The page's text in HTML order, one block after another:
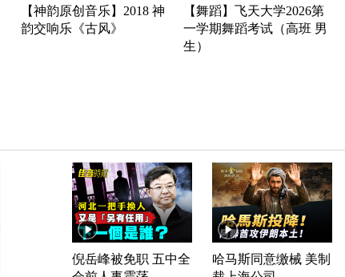
【神韵原创音乐】2018 神
韵交响乐《古风》
【舞蹈】飞天大学2026第
一学期舞蹈考试（高班 男
生）
倪岳峰被免职 五中全
哈马斯同意缴械 美制